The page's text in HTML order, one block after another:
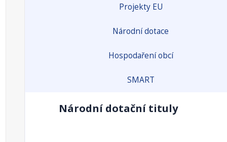
Projekty EU
Národní dotace
Hospodaření obcí
SMART
Národní dotační tituly